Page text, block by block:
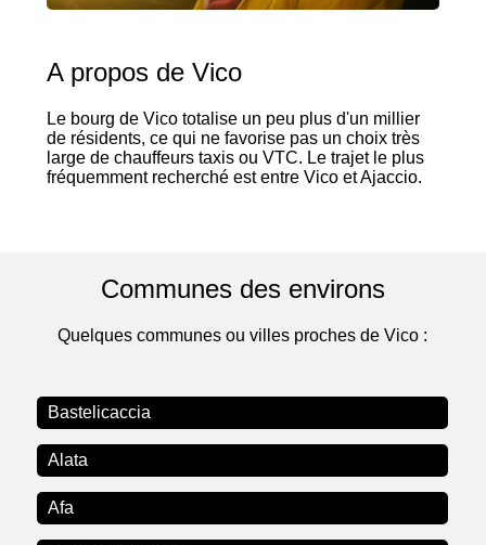
A propos de Vico
Le bourg de Vico totalise un peu plus d'un millier
de résidents, ce qui ne favorise pas un choix très
large de chauffeurs taxis ou VTC. Le trajet le plus
fréquemment recherché est entre Vico et Ajaccio.
Communes des environs
Quelques communes ou villes proches de Vico :
Bastelicaccia
Alata
Afa